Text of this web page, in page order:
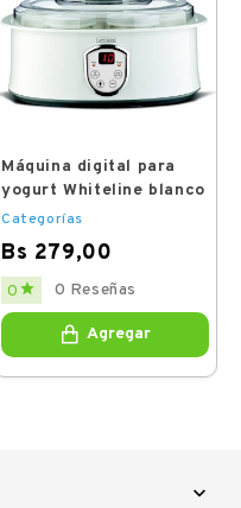
Máquina digital para
yogurt Whiteline blanco
Categorías
Bs 279,00
Price
0  0 Reseñas
Agregar
